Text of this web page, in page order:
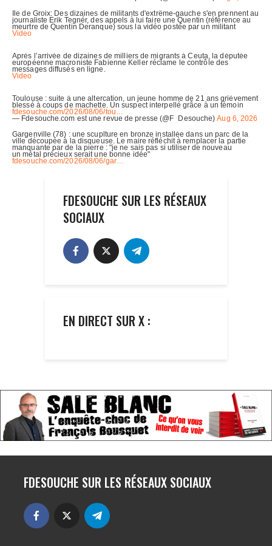
FDESOUCHE SUR LES RÉSEAUX
SOCIAUX
EN DIRECT SUR X :
FDESOUCHE SUR LES RÉSEAUX SOCIAUX